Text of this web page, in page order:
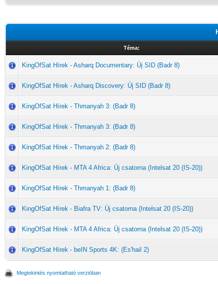
Téma:
KingOfSat Hírek - Asharq Documentary: Új SID (Badr 8)
KingOfSat Hírek - Asharq Discovery: Új SID (Badr 8)
KingOfSat Hírek - Thmanyah 3: (Badr 8)
KingOfSat Hírek - Thmanyah 3: (Badr 8)
KingOfSat Hírek - Thmanyah 2: (Badr 8)
KingOfSat Hírek - MTA 4 Africa: Új csatorna (Intelsat 20 (IS-20))
KingOfSat Hírek - Thmanyah 1: (Badr 8)
KingOfSat Hírek - Biafra TV: Új csatorna (Intelsat 20 (IS-20))
KingOfSat Hírek - MTA 4 Africa: Új csatorna (Intelsat 20 (IS-20))
KingOfSat Hírek - beIN Sports 4K: (Es'hail 2)
Megtekintés nyomtatható verzióban